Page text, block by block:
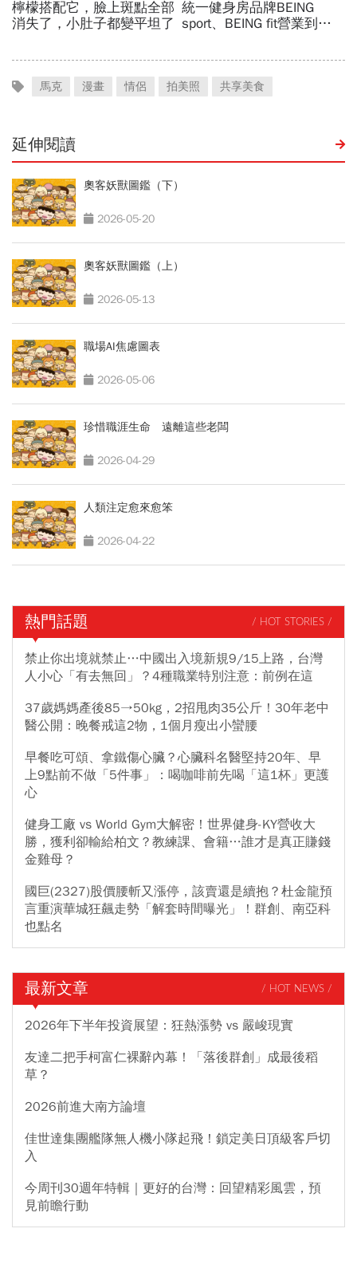
馬克 漫畫 情侶 拍美照 共享美食
延伸閱讀
奧客妖獸圖鑑（下）
2026-05-20
奧客妖獸圖鑑（上）
2026-05-13
職場AI焦慮圖表
2026-05-06
珍惜職涯生命 遠離這些老闆
2026-04-29
人類注定愈來愈笨
2026-04-22
熱門話題 / HOT STORIES /
禁止你出境就禁止…中國出入境新規9/15上路，台灣
人小心「有去無回」？4種職業特別注意：前例在這
37歲媽媽產後85→50kg，2招甩肉35公斤！30年老中
醫公開：晚餐戒這2物，1個月瘦出小蠻腰
早餐吃可頌、拿鐵傷心臟？心臟科名醫堅持20年、早
上9點前不做「5件事」：喝咖啡前先喝「這1杯」更護
心
健身工廠 vs World Gym大解密！世界健身-KY營收大
勝，獲利卻輸給柏文？教練課、會籍…誰才是真正賺錢
金雞母？
國巨(2327)股價腰斬又漲停，該賣還是續抱？杜金龍預
言重演華城狂飆走勢「解套時間曝光」！群創、南亞科
也點名
最新文章 / HOT NEWS /
2026年下半年投資展望：狂熱漲勢 vs 嚴峻現實
友達二把手柯富仁裸辭內幕！「落後群創」成最後稻
草？
2026前進大南方論壇
佳世達集團艦隊無人機小隊起飛！鎖定美日頂級客戶切
入
今周刊30週年特輯｜更好的台灣：回望精彩風雲，預
見前瞻行動